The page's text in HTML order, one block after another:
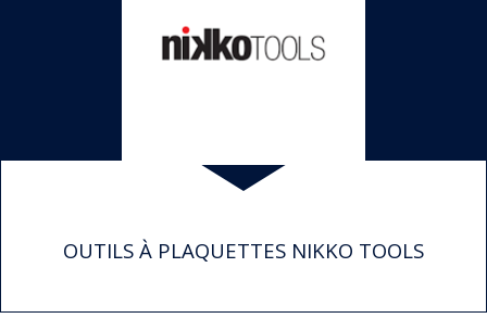
OUTILS À PLAQUETTES NIKKO TOOLS